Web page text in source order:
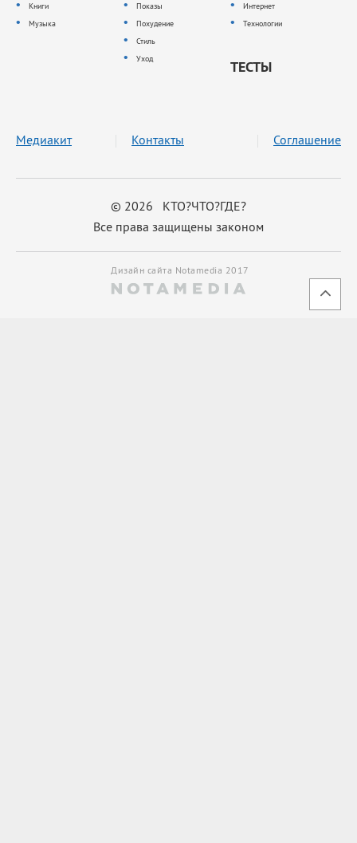
Книги
Музыка
Показы
Похудение
Стиль
Уход
Интернет
Технологии
ТЕСТЫ
© 2026 КТО?ЧТО?ГДЕ?
Все права защищены законом
Медиакит Контакты Соглашение
Дизайн сайта Notamedia 2017